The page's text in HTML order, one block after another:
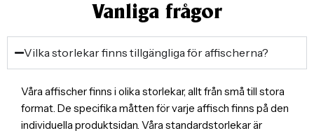
Vanliga frågor
Vilka storlekar finns tillgängliga för affischerna?
Våra affischer finns i olika storlekar, allt från små till stora
format. De specifika måtten för varje affisch finns på den
individuella produktsidan. Våra standardstorlekar är